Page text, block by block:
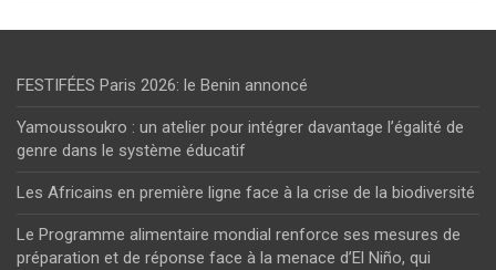
FESTIFÉES Paris 2026: le Benin annoncé
Yamoussoukro : un atelier pour intégrer davantage l’égalité de
genre dans le système éducatif
Les Africains en première ligne face à la crise de la biodiversité
Le Programme alimentaire mondial renforce ses mesures de
préparation et de réponse face à la menace d’El Niño, qui